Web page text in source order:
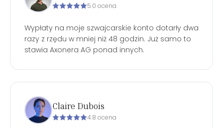
5.0 ocena
Wypłaty na moje szwajcarskie konto dotarły dwa
razy z rzędu w mniej niż 48 godzin. Już samo to
stawia Axonera AG ponad innych.
Claire Dubois
4.8 ocena